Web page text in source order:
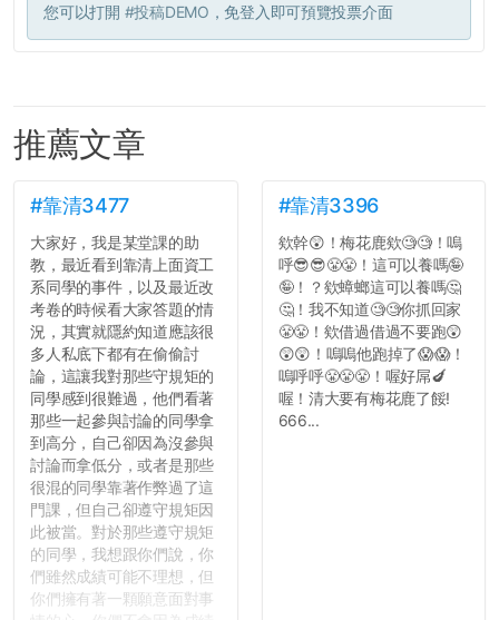
您可以打開 #投稿DEMO ，免登入即可預覽投票介面
推薦文章
#靠清3477
大家好，我是某堂課的助
教，最近看到靠清上面資工
系同學的事件，以及最近改
考卷的時候看大家答題的情
況，其實就隱約知道應該很
多人私底下都有在偷偷討
論，這讓我對那些守規矩的
同學感到很難過，他們看著
那些一起參與討論的同學拿
到高分，自己卻因為沒參與
討論而拿低分，或者是那些
很混的同學靠著作弊過了這
門課，但自己卻遵守規矩因
此被當。對於那些遵守規矩
的同學，我想跟你們說，你
們雖然成績可能不理想，但
你們擁有著一顆願意面對事
#靠清3396
欸幹😲！梅花鹿欸🧐🧐！嗚
呼😎😎😤😤！這可以養嗎🤪
🤪！？欸蟑螂這可以養嗎🤔
🤔！我不知道🧐🧐你抓回家
😤😤！欸借過借過不要跑😲
😲😲！嗚嗚他跑掉了😱😱！
嗚呼呼😤😤😤！喔好屌🍆
喔！清大要有梅花鹿了餒!
666...